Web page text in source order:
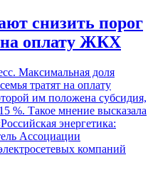
снизить порог
на оплату ЖКХ
Максимальная доля
тратят на оплату
им положена субсидия,
%. Такое мнение высказала
энергетика:
Ассоциации
компаний